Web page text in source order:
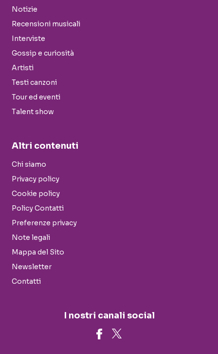
Notizie
Recensioni musicali
Interviste
Gossip e curiosità
Artisti
Testi canzoni
Tour ed eventi
Talent show
Altri contenuti
Chi siamo
Privacy policy
Cookie policy
Policy Contatti
Preferenze privacy
Note legali
Mappa del Sito
Newsletter
Contatti
I nostri canali social